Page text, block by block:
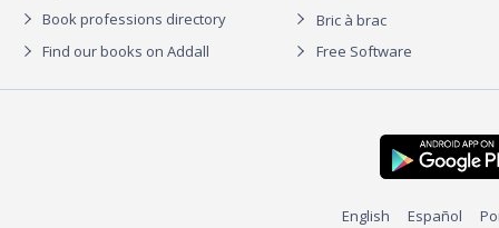
Book professions directory
Find our books on Addall
Bric à brac
Free Software
English Español